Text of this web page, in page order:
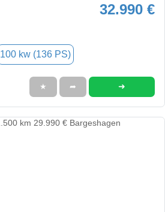
32.990 €
100 kw (136 PS)
★ ➦ ➜